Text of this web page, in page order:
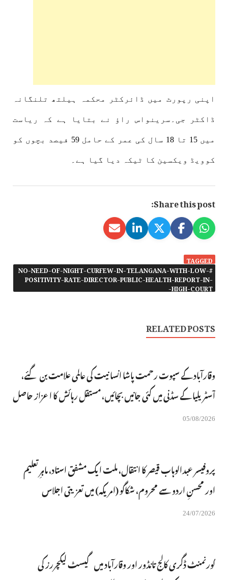
اپنی رپورٹ میں ڈائرکٹر محکمہ ہیلتھ تلنگانہ
ڈاکٹر جی۔سرینواس راؤ نے بتایا ہے کہ ریاست
میں 15 تا 18 سال کی عمر کے حامل 59 فیصد بچوں کو
کوویڈ ویکسین کا ٹیکہ دیا گیا ہے۔
Share this post:
TAGGED
#NO-NEED-OF-NIGHT-CURFEW-IN-TELANGANA-WITH-LOW-
POSITIVITY-RATE-DIRECTOR-PUBLIC-HEALTH-REPORT-IN-
HIGH-COURT-
RELATED POSTS
وقارآباد کے سپوت رحمت پاشا انسانیت کی عالمی علامت بن گئے،
آسٹریلیا کے سڈنی میں کئی جانیں بچائیں، مستقل رہائش کا اعزاز حاصل
05/08/2026
پروفیسر عبدالوہاب قیصر کا انتقال، ملت ایک مشفق استاد، ماہرِتعلیم
اور محسنِ اردو سے محروم، شکاگو (امریکہ) میں تعزیتی اجلاس
24/07/2026
گورنمنٹ ڈگری کالج تانڈور اور وقارآباد میں گیسٹ لیکچررز کی